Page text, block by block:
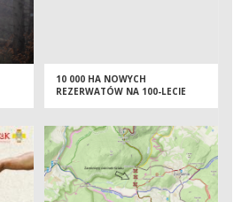
10 000 HA NOWYCH
REZERWATÓW NA 100-LECIE